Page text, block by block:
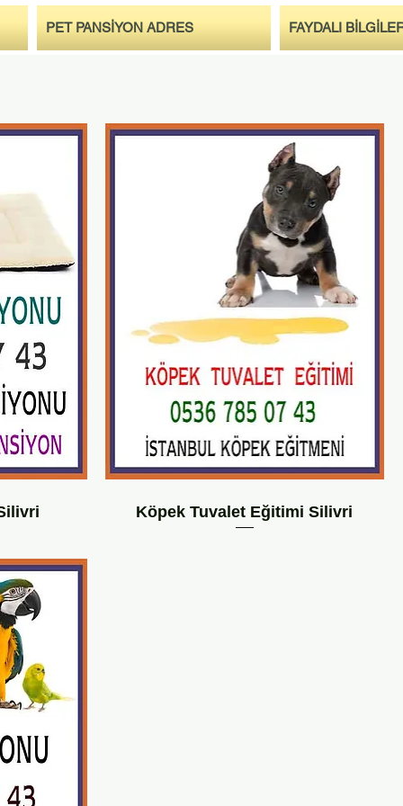
PET PANSİYON ADRES FAYDALI
Köpek Tuvalet Eğitimi Silivri